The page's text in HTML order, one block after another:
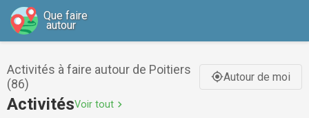
Que faire
autour
Activités à faire autour de Poitiers
(86)
gps_fixedAutour de moi
ActivitésVoir tout chevron_right